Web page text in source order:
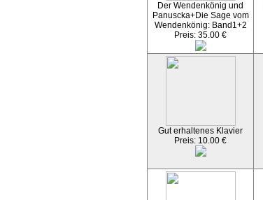
Der Wendenkönig und
Panuscka+Die Sage vom
Wendenkönig: Band1+2
Preis: 35.00 €
Gut erhaltenes Klavier
Preis: 10.00 €